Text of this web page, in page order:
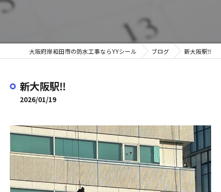
大阪府岸和田市の防水工事ならYYシール ブログ 新大阪駅‼︎
新大阪駅‼︎
2026/01/19